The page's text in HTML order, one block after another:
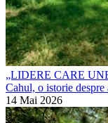
„LIDERE CARE
Cahul, o istorie
14 Mai 2026